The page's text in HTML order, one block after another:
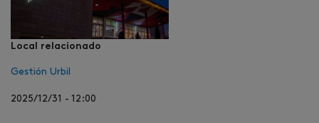
Local relacionado
Gestión Urbil
2025/12/31 - 12:00